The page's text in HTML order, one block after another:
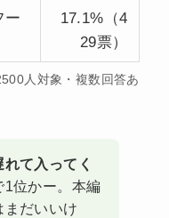
ー
17.1%（4
29票）
人対象・複数回答あ
て入ってく
1位かー。本編
だいいけ